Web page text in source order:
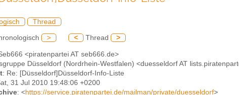
Thread
> < Thread >
<piratenpartei AT seb666.de>
Düsseldorf (Nordrhein-Westfalen) <duesseldorf AT
: Re: [Düsseldorf]Düsseldorf-Info-Liste
31 Jul 2010 19:48:06 +0200
: <https://service.piratenpartei.de/mailman/private/duesseldorf>